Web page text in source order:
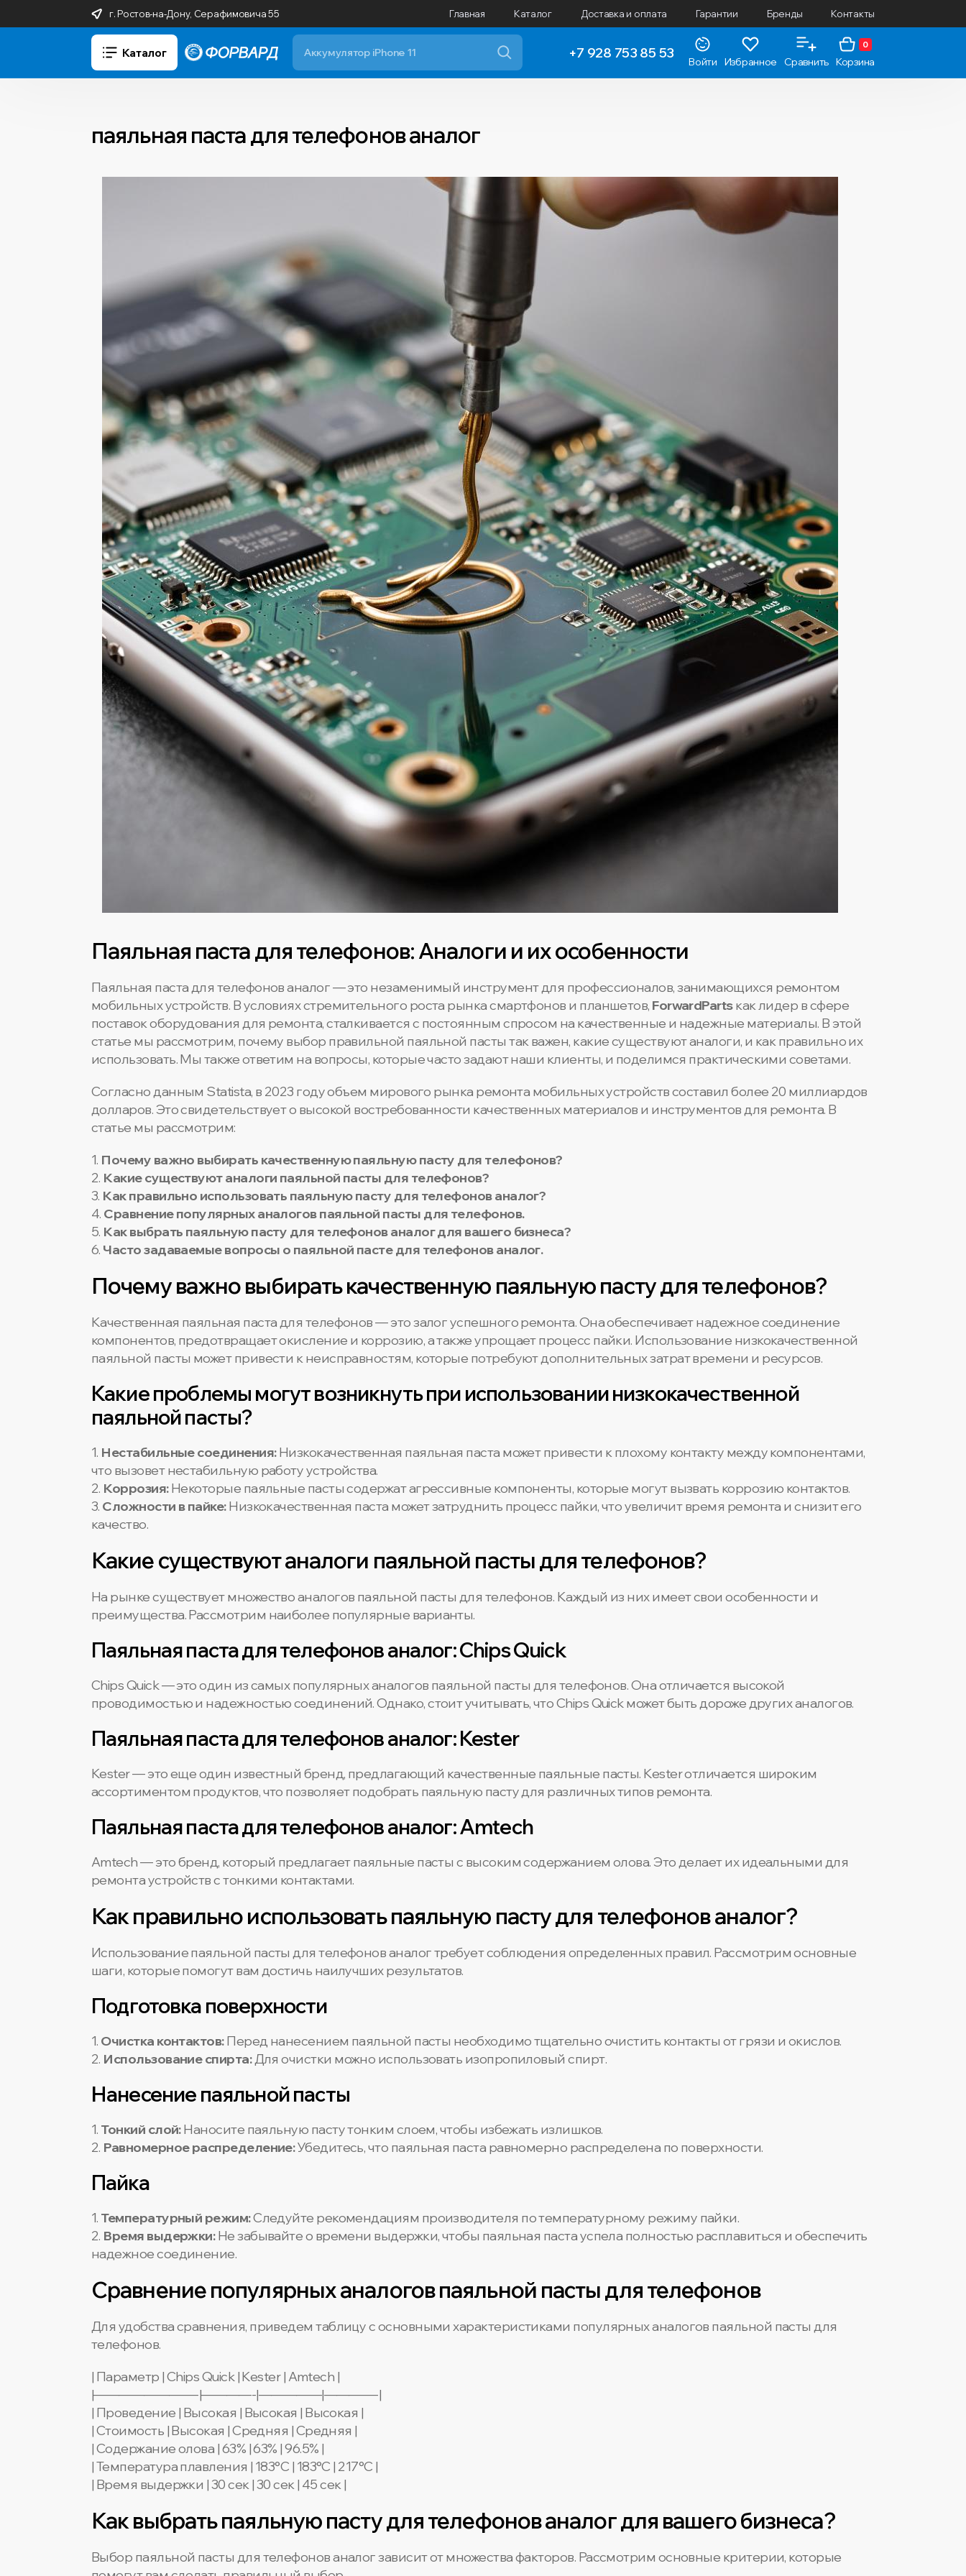
г. Ростов-на-Дону, Серафимовича 55 Главная Каталог Доставка и оплата Гарантии Бренды Контакты
Каталог +7 928 753 85 53
Войти Избранное Сравнить
0
Корзина
паяльная паста для телефонов аналог
Паяльная паста для телефонов: Аналоги и их особенности
Паяльная паста для телефонов аналог — это незаменимый инструмент для профессионалов, занимающихся ремонтом
мобильных устройств. В условиях стремительного роста рынка смартфонов и планшетов, ForwardPartsкак лидер в сфере
поставок оборудования для ремонта, сталкивается с постоянным спросом на качественные и надежные материалы. В этой
статье мы рассмотрим, почему выбор правильной паяльной пасты так важен, какие существуют аналоги, и как правильно их
использовать. Мы также ответим на вопросы, которые часто задают наши клиенты, и поделимся практическими советами.
Согласно данным Statista, в 2023 году объем мирового рынка ремонта мобильных устройств составил более 20 миллиардов
долларов. Это свидетельствует о высокой востребованности качественных материалов и инструментов для ремонта. В
статье мы рассмотрим:
1. Почему важно выбирать качественную паяльную пасту для телефонов?
2. Какие существуют аналоги паяльной пасты для телефонов?
3. Как правильно использовать паяльную пасту для телефонов аналог?
4. Сравнение популярных аналогов паяльной пасты для телефонов.
5. Как выбрать паяльную пасту для телефонов аналог для вашего бизнеса?
6. Часто задаваемые вопросы о паяльной пасте для телефонов аналог.
Почему важно выбирать качественную паяльную пасту для телефонов?
Качественная паяльная паста для телефонов — это залог успешного ремонта. Она обеспечивает надежное соединение
компонентов, предотвращает окисление и коррозию, а также упрощает процесс пайки. Использование низкокачественной
паяльной пасты может привести к неисправностям, которые потребуют дополнительных затрат времени и ресурсов.
Какие проблемы могут возникнуть при использовании низкокачественной
паяльной пасты?
1. Нестабильные соединения:Низкокачественная паяльная паста может привести к плохому контакту между компонентами,
что вызовет нестабильную работу устройства.
2. Коррозия:Некоторые паяльные пасты содержат агрессивные компоненты, которые могут вызвать коррозию контактов.
3. Сложности в пайке:Низкокачественная паста может затруднить процесс пайки, что увеличит время ремонта и снизит его
качество.
Какие существуют аналоги паяльной пасты для телефонов?
На рынке существует множество аналогов паяльной пасты для телефонов. Каждый из них имеет свои особенности и
преимущества. Рассмотрим наиболее популярные варианты.
Паяльная паста для телефонов аналог: Chips Quick
Chips Quick — это один из самых популярных аналогов паяльной пасты для телефонов. Она отличается высокой
проводимостью и надежностью соединений. Однако, стоит учитывать, что Chips Quick может быть дороже других аналогов.
Паяльная паста для телефонов аналог: Kester
Kester — это еще один известный бренд, предлагающий качественные паяльные пасты. Kester отличается широким
ассортиментом продуктов, что позволяет подобрать паяльную пасту для различных типов ремонта.
Паяльная паста для телефонов аналог: Amtech
Amtech — это бренд, который предлагает паяльные пасты с высоким содержанием олова. Это делает их идеальными для
ремонта устройств с тонкими контактами.
Как правильно использовать паяльную пасту для телефонов аналог?
Использование паяльной пасты для телефонов аналог требует соблюдения определенных правил. Рассмотрим основные
шаги, которые помогут вам достичь наилучших результатов.
Подготовка поверхности
1. Очистка контактов:Перед нанесением паяльной пасты необходимо тщательно очистить контакты от грязи и окислов.
2. Использование спирта:Для очистки можно использовать изопропиловый спирт.
Нанесение паяльной пасты
1. Тонкий слой:Наносите паяльную пасту тонким слоем, чтобы избежать излишков.
2. Равномерное распределение:Убедитесь, что паяльная паста равномерно распределена по поверхности.
Пайка
1. Температурный режим:Следуйте рекомендациям производителя по температурному режиму пайки.
2. Время выдержки:Не забывайте о времени выдержки, чтобы паяльная паста успела полностью расплавиться и обеспечить
надежное соединение.
Сравнение популярных аналогов паяльной пасты для телефонов
Для удобства сравнения, приведем таблицу с основными характеристиками популярных аналогов паяльной пасты для
телефонов.
| Параметр | Chips Quick | Kester | Amtech |
|————————-|————-|—————|————-|
| Проведение | Высокая | Высокая | Высокая |
| Стоимость | Высокая | Средняя | Средняя |
| Содержание олова | 63% | 63% | 96.5% |
| Температура плавления | 183°C | 183°C | 217°C |
| Время выдержки | 30 сек | 30 сек | 45 сек |
Как выбрать паяльную пасту для телефонов аналог для вашего бизнеса?
Выбор паяльной пасты для телефонов аналог зависит от множества факторов. Рассмотрим основные критерии, которые